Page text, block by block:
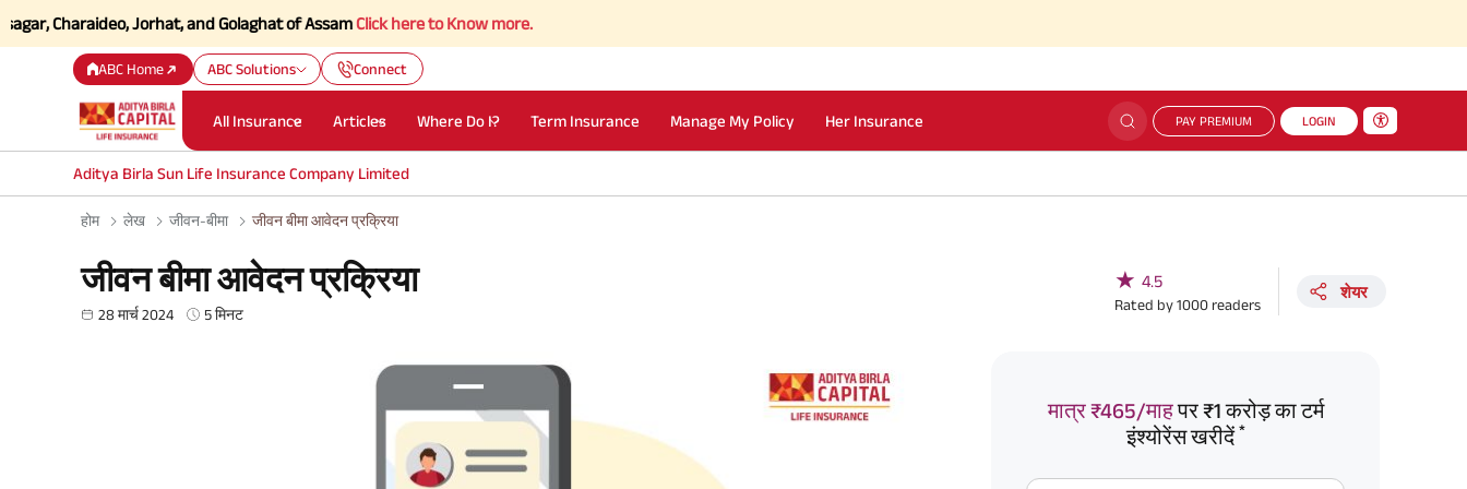
Jorhat, and Golaghat of AssamClick here to Know more.
ABC Home ABC Solutions Connect
All Insurance Articles Where Do I? Term Insurance Manage My Policy Her Insurance PAY PREMIUM LOGIN
Aditya Birla Sun Life Insurance Company Limited
होम लेख जीवन-बीमा जीवन बीमा आवेदन प्रक्रिया
जीवन बीमा आवेदन प्रक्रिया
28 मार्च 2024 5 मिनट
★ 4.5
Rated by1000 readers
शेयर
मात्र ₹465/माहपर ₹1 करोड़ का टर्म
इंश्योरेंस खरीदें*